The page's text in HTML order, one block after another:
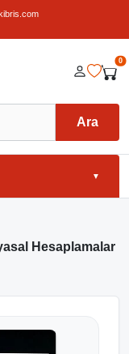
0
Ara
▼
Hesaplamalar